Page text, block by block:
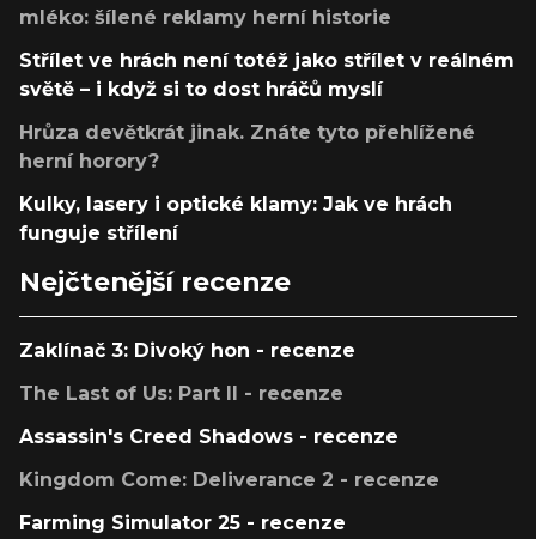
mléko: šílené reklamy herní historie
Střílet ve hrách není totéž jako střílet v reálném
světě – i když si to dost hráčů myslí
Hrůza devětkrát jinak. Znáte tyto přehlížené
herní horory?
Kulky, lasery i optické klamy: Jak ve hrách
funguje střílení
Nejčtenější recenze
Zaklínač 3: Divoký hon - recenze
The Last of Us: Part II - recenze
Assassin's Creed Shadows - recenze
Kingdom Come: Deliverance 2 - recenze
Farming Simulator 25 - recenze